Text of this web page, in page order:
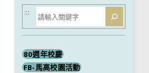
搜
尋
:::
80週年校慶
FB-馬高校園活動